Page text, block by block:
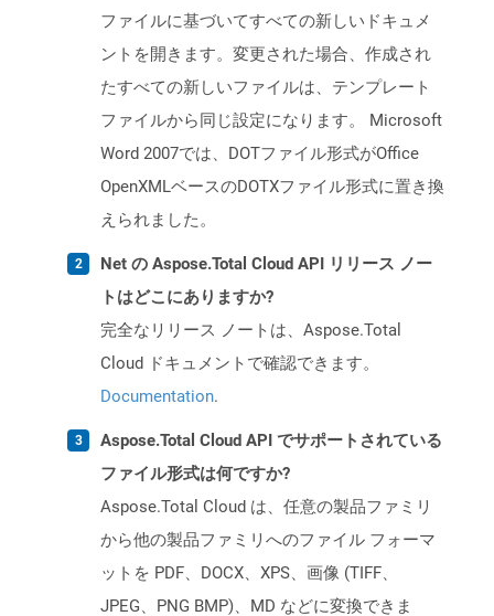
ファイルに基づいてすべての新しいドキュメ
ントを開きます。変更された場合、作成され
たすべての新しいファイルは、テンプレート
ファイルから同じ設定になります。 Microsoft
Word 2007では、DOTファイル形式がOffice
OpenXMLベースのDOTXファイル形式に置き換
えられました。
Net の Aspose.Total Cloud API リリース ノー
トはどこにありますか?
完全なリリース ノートは、Aspose.Total
Cloud ドキュメントで確認できます。
Documentation.
Aspose.Total Cloud API でサポートされている
ファイル形式は何ですか?
Aspose.Total Cloud は、任意の製品ファミリ
から他の製品ファミリへのファイル フォーマ
ットを PDF、DOCX、XPS、画像 (TIFF、
JPEG、PNG BMP)、MD などに変換できま